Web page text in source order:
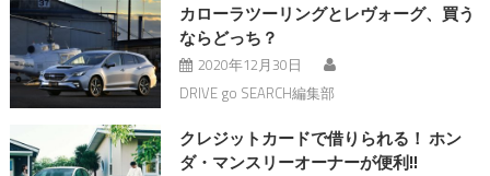
カローラツーリングとレヴォーグ、買う
ならどっち？
2020年12月30日
DRIVE go SEARCH編集部
クレジットカードで借りられる！ ホン
ダ・マンスリーオーナーが便利!!